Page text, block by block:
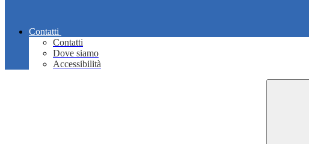
Contatti
Contatti
Dove siamo
Accessibilità